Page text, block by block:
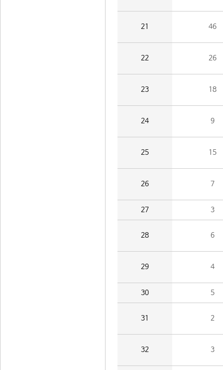
21 46
22 26
23 18
24 9
25 15
26 7
27 3
28 6
29 4
30 5
31 2
32 3